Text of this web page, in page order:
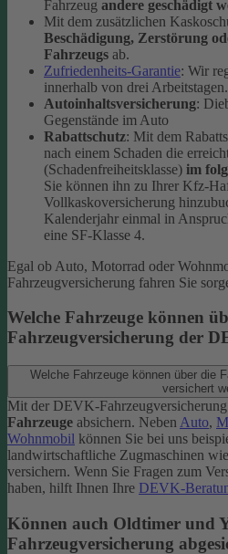
Fahrzeug andere geschädigt
Mit dem zusätzlichen
Beschädigung, Zerstörung
Fahrzeugs ab.
Zufriedenheits-Garantie: Wir
innerhalb von drei Arbeitstagen.
Autoinhaltsversicherung:
Gegenstände im Auto
Rabattschutz: Mit dem
nach einem Schaden die
(Schadenfreiheitsklasse) im
Sie können ihn zu Ihrer Kfz-
Vollkaskoversicherung
Kalenderjahr einmal in
eine SF-Klasse 4.
Egal ob Auto, Motorrad oder
Fahrzeugversicherung fahren Sie
Welche Fahrzeuge können
Fahrzeugversicherung der
Welche Fahrzeuge können über die
versichert
Mit der DEVK-
Fahrzeuge absichern. Neben Auto,
Wohnmobil können Sie bei uns
landwirtschaftliche Zugmaschinen wie
versichern. Wenn Sie Fragen zum
haben, hilft Ihnen Ihre DEVK-
Können auch Oldtimer und
Fahrzeugversicherung